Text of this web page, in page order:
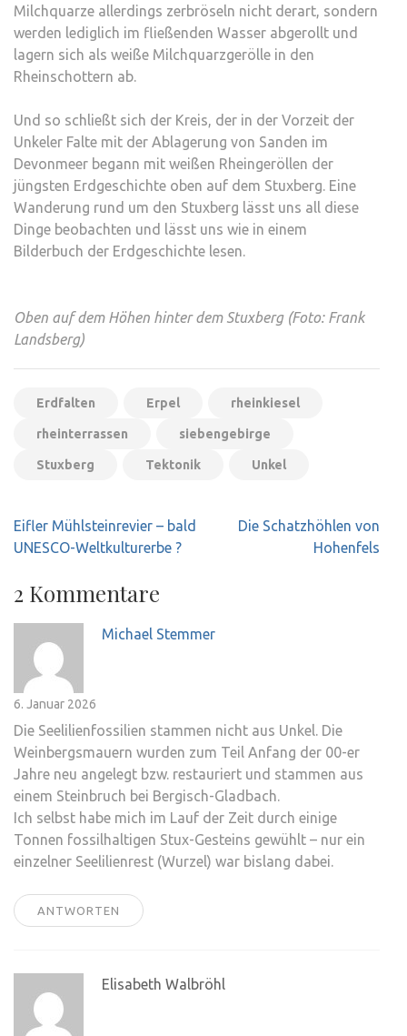
Milchquarze allerdings zerbröseln nicht derart, sondern
werden lediglich im fließenden Wasser abgerollt und
lagern sich als weiße Milchquarzgerölle in den
Rheinschottern ab.
Und so schließt sich der Kreis, der in der Vorzeit der
Unkeler Falte mit der Ablagerung von Sanden im
Devonmeer begann mit weißen Rheingeröllen der
jüngsten Erdgeschichte oben auf dem Stuxberg. Eine
Wanderung rund um den Stuxberg lässt uns all diese
Dinge beobachten und lässt uns wie in einem
Bilderbuch der Erdgeschichte lesen.
Oben auf dem Höhen hinter dem Stuxberg (Foto: Frank
Landsberg)
Erdfalten Erpel rheinkiesel
rheinterrassen siebengebirge
Stuxberg Tektonik Unkel
Beitragsnavigation
Eifler Mühlsteinrevier – bald
UNESCO-Weltkulturerbe ?
Die Schatzhöhlen von
Hohenfels
2 Kommentare
Michael Stemmer
6. Januar 2026
Die Seelilienfossilien stammen nicht aus Unkel. Die
Weinbergsmauern wurden zum Teil Anfang der 00-er
Jahre neu angelegt bzw. restauriert und stammen aus
einem Steinbruch bei Bergisch-Gladbach.
Ich selbst habe mich im Lauf der Zeit durch einige
Tonnen fossilhaltigen Stux-Gesteins gewühlt – nur ein
einzelner Seelilienrest (Wurzel) war bislang dabei.
ANTWORTEN
Elisabeth Walbröhl